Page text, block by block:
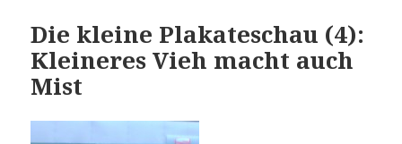
Die kleine Plakateschau (4):
Kleineres Vieh macht auch
Mist